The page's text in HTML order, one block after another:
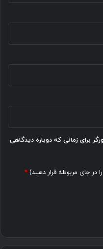
برای زمانی که دوباره دیدگاهی
جای مربوطه قرار دهید) *